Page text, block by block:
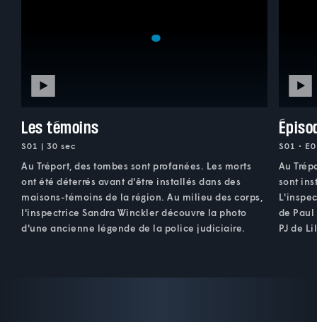
Les témoins
S01 | 30 sec
Au Tréport, des tombes sont profanées. Les morts
ont été déterrés avant d'être installés dans des
maisons-témoins de la région. Au milieu des corps,
l'inspectrice Sandra Winckler découvre la photo
d'une ancienne légende de la police judiciaire.
S01 •
Au
sont
de
PJ de